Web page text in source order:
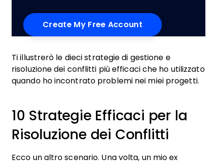
Ti illustrerò le dieci strategie di gestione e
risoluzione dei conflitti più efficaci che ho utilizzato
quando ho incontrato problemi nei miei progetti.
10 Strategie Efficaci per la
Risoluzione dei Conflitti
Ecco un altro scenario. Una volta, un mio ex